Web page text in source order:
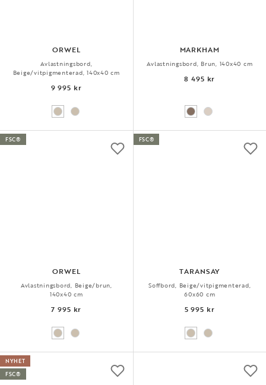
ORWEL
Avlastningsbord,
Beige/vitpigmenterad, 140x40 cm
9 995 kr
MARKHAM
Avlastningsbord, Brun, 140x40 cm
8 495 kr
ORWEL
Avlastningsbord, Beige/brun,
140x40 cm
7 995 kr
FSC®
TARANSAY
Soffbord, Beige/vitpigmenterad,
60x60 cm
5 995 kr
FSC®
NYHET
FSC®